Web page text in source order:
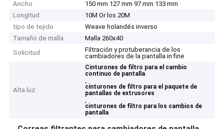
Ancho
150 mm 127 mm 97 mm 133 mm
Longitud
10M Or los 20M
tipo de tejido
Weave holandés inverso
Tamaño de malla
Malla 260x40
Solicitud
Filtración y protuberancia de los
cambiadores de la pantalla in fine
Alta luz:
Cinturones de filtro para el cambio
continuo de pantalla
,
cinturones de filtro para el paquete de
pantallas de extrusores
,
cinturones de filtro para los cambios de
pantalla